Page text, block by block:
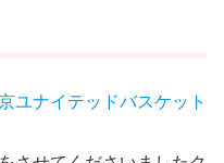
ユナイテッドバスケット